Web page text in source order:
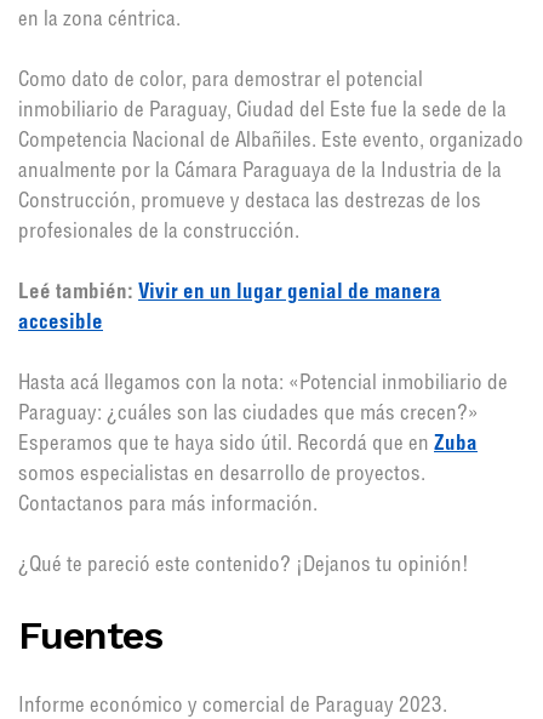
en la zona céntrica.
Como dato de color, para demostrar el potencial
inmobiliario de Paraguay, Ciudad del Este fue la sede de la
Competencia Nacional de Albañiles. Este evento, organizado
anualmente por la Cámara Paraguaya de la Industria de la
Construcción, promueve y destaca las destrezas de los
profesionales de la construcción.
Leé también: Vivir en un lugar genial de manera
accesible
Hasta acá llegamos con la nota: «Potencial inmobiliario de
Paraguay: ¿cuáles son las ciudades que más crecen?»
Esperamos que te haya sido útil. Recordá que en Zuba
somos especialistas en desarrollo de proyectos.
Contactanos para más información.
¿Qué te pareció este contenido? ¡Dejanos tu opinión!
Fuentes
Informe económico y comercial de Paraguay 2023.